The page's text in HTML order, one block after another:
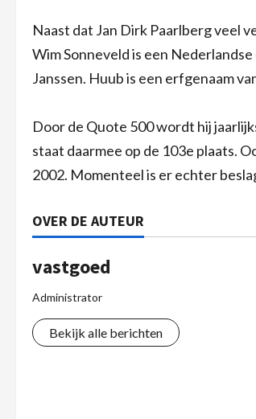
Naast dat Jan Dirk Paarlberg veel
Wim Sonneveld is een
Janssen. Huub is een erfgenaam
Door de Quote 500 wordt hij
staat daarmee op de 103e plaats.
2002. Momenteel is er echter
OVER DE AUTEUR
vastgoed
Administrator
Bekijk alle berichten